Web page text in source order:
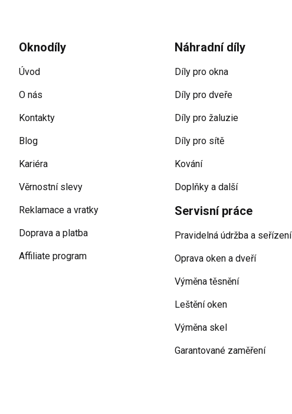
Zápatí
Oknodíly
Úvod
O nás
Kontakty
Blog
Kariéra
Věrnostní slevy
Reklamace a vratky
Doprava a platba
Affiliate program
Náhradní díly
Díly pro okna
Díly pro dveře
Díly pro žaluzie
Díly pro sítě
Kování
Doplňky a další
Servisní práce
Pravidelná údržba a seřízení
Oprava oken a dveří
Výměna těsnění
Leštění oken
Výměna skel
Garantované zaměření